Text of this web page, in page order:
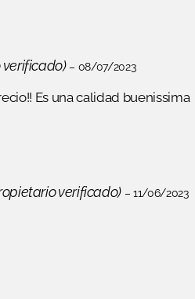
– 08/07/2023
Es una calidad buenissima
verificado) – 11/06/2023